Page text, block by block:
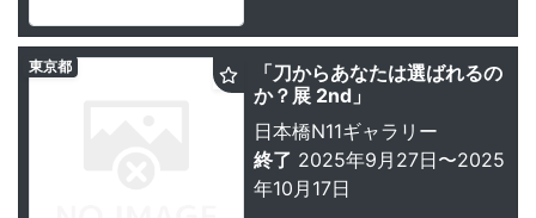
「刀からあなたは選ばれるの
か？展 2nd」
日本橋N11ギャラリー
終了 2025年9月27日〜2025
年10月17日
東京都